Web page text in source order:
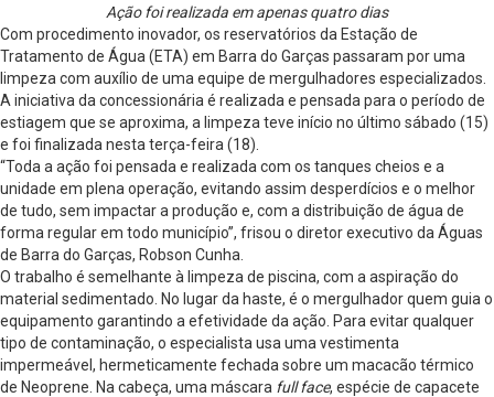
Ação foi realizada em apenas quatro dias
Com procedimento inovador, os reservatórios da Estação de
Tratamento de Água (ETA) em Barra do Garças passaram por uma
limpeza com auxílio de uma equipe de mergulhadores especializados.
A iniciativa da concessionária é realizada e pensada para o período de
estiagem que se aproxima, a limpeza teve início no último sábado (15)
e foi finalizada nesta terça-feira (18).
“Toda a ação foi pensada e realizada com os tanques cheios e a
unidade em plena operação, evitando assim desperdícios e o melhor
de tudo, sem impactar a produção e, com a distribuição de água de
forma regular em todo município”, frisou o diretor executivo da Águas
de Barra do Garças, Robson Cunha.
O trabalho é semelhante à limpeza de piscina, com a aspiração do
material sedimentado. No lugar da haste, é o mergulhador quem guia o
equipamento garantindo a efetividade da ação. Para evitar qualquer
tipo de contaminação, o especialista usa uma vestimenta
impermeável, hermeticamente fechada sobre um macacão térmico
de Neoprene. Na cabeça, uma máscara full face, espécie de capacete